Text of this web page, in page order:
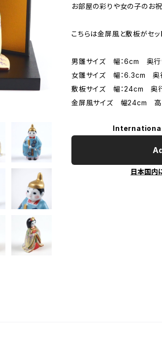
お部屋の彩りや女の子のお
こちらは金屏風と敷板がセッ
男雛サイズ 幅：6cm 奥行
女雛サイズ 幅：6.3cm 奥
敷板サイズ 幅：24cm 奥
金屏風サイズ 幅24cm 高
日本国内